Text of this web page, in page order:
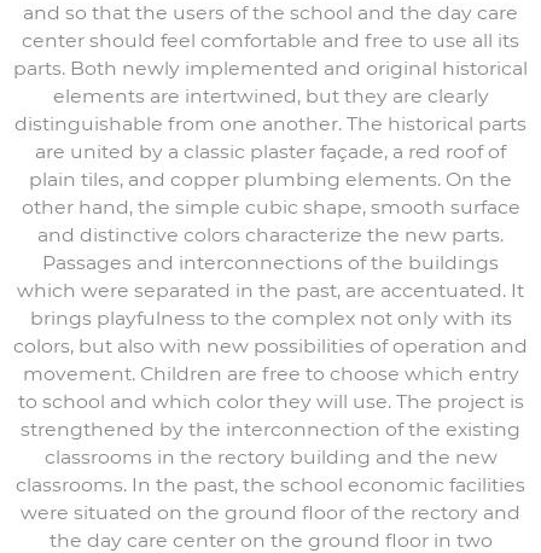
and so that the users of the school and the day care
center should feel comfortable and free to use all its
parts. Both newly implemented and original historical
elements are intertwined, but they are clearly
distinguishable from one another. The historical parts
are united by a classic plaster façade, a red roof of
plain tiles, and copper plumbing elements. On the
other hand, the simple cubic shape, smooth surface
and distinctive colors characterize the new parts.
Passages and interconnections of the buildings
which were separated in the past, are accentuated. It
brings playfulness to the complex not only with its
colors, but also with new possibilities of operation and
movement. Children are free to choose which entry
to school and which color they will use. The project is
strengthened by the interconnection of the existing
classrooms in the rectory building and the new
classrooms. In the past, the school economic facilities
were situated on the ground floor of the rectory and
the day care center on the ground floor in two